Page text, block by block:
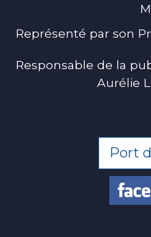
Représenté par son
Responsable de la
Aurélie
Port